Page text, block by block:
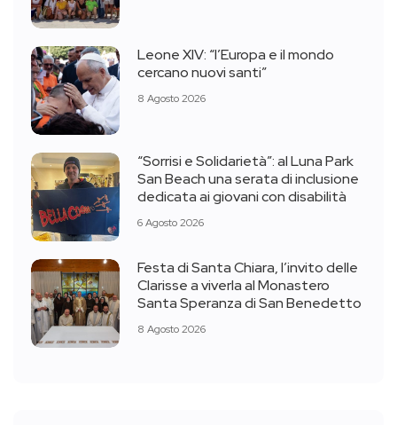
Leone XIV: “l’Europa e il mondo
cercano nuovi santi”
8 Agosto 2026
“Sorrisi e Solidarietà”: al Luna Park
San Beach una serata di inclusione
dedicata ai giovani con disabilità
6 Agosto 2026
Festa di Santa Chiara, l’invito delle
Clarisse a viverla al Monastero
Santa Speranza di San Benedetto
8 Agosto 2026